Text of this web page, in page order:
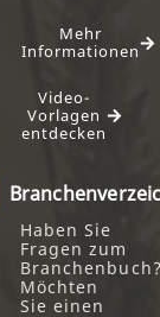
Mehr
Informationen
Video-
Vorlagen
entdecken
Haben Sie
Fragen zum
Möchten
Sie einen